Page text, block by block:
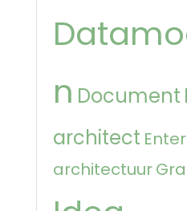
n Document
architect
architectuur